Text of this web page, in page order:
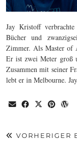
Jay Kristoff
Bücher und
Zimmer. Als Master of
Er ist zwei Meter groß
Zusammen mit seiner
lebt er in Melbourne.
VORHERIGER